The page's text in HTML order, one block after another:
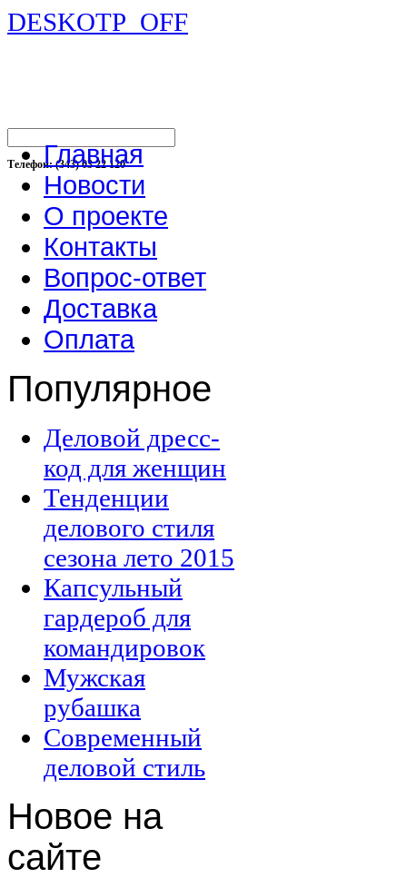
DESKOTP_OFF
Телефон: (343) 03 22 120
Главная
Новости
О проекте
Контакты
Вопрос-ответ
Доставка
Оплата
Популярное
Деловой дресс-
код для женщин
Тенденции
делового стиля
сезона лето 2015
Капсульный
гардероб для
командировок
Мужская
рубашка
Современный
деловой стиль
Новое на
сайте